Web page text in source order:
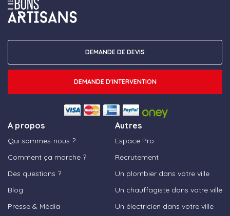
A propos
Qui sommes-nous ?
Comment ça marche ?
Des questions ?
Blog
Presse & Média
Autres
Espace Pro
Recrutement
Un plombier dans votre ville
Un chauffagiste dans votre ville
Un électricien dans votre ville
DEMANDE DE DEVIS
DEMANDE D'INTERVENTION